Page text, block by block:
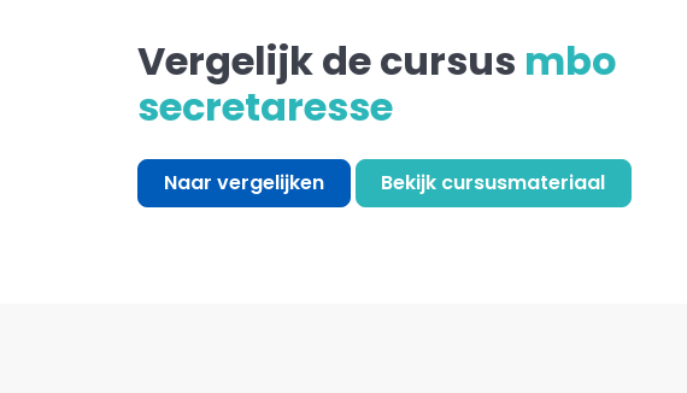
Vergelijk de cursus mbo
secretaresse
Naar vergelijken Bekijk cursusmateriaal